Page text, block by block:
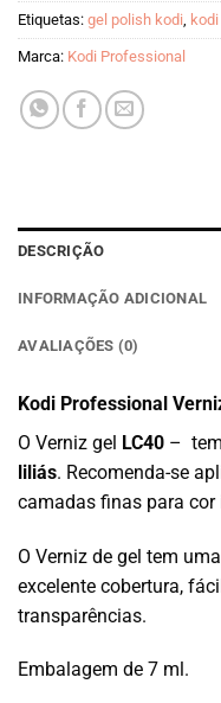
Etiquetas: gel polish kodi
Marca: Kodi Professional
DESCRIÇÃO
INFORMAÇÃO ADICIONAL
AVALIAÇÕES (0)
Kodi Professional
O Verniz gel LC40 –
liliás. Recomenda-se
camadas finas para
O Verniz de gel tem
excelente cobertura,
transparências.
Embalagem de 7 ml.